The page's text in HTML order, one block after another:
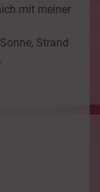
mit meiner
Strand